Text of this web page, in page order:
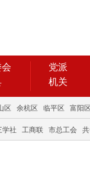
党派
机关
区 余杭区 临平区 富阳
学社 工商联 市总工会